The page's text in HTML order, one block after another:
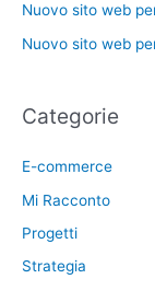
Nuovo sito web
Nuovo sito web
Categorie
E-commerce
Mi Racconto
Progetti
Strategia